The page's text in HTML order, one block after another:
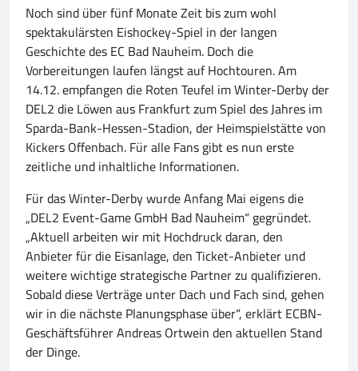
Noch sind über fünf Monate Zeit bis zum wohl
spektakulärsten Eishockey-Spiel in der langen
Geschichte des EC Bad Nauheim. Doch die
Vorbereitungen laufen längst auf Hochtouren. Am
14.12. empfangen die Roten Teufel im Winter-Derby der
DEL2 die Löwen aus Frankfurt zum Spiel des Jahres im
Sparda-Bank-Hessen-Stadion, der Heimspielstätte von
Kickers Offenbach. Für alle Fans gibt es nun erste
zeitliche und inhaltliche Informationen.
Für das Winter-Derby wurde Anfang Mai eigens die
„DEL2 Event-Game GmbH Bad Nauheim“ gegründet.
„Aktuell arbeiten wir mit Hochdruck daran, den
Anbieter für die Eisanlage, den Ticket-Anbieter und
weitere wichtige strategische Partner zu qualifizieren.
Sobald diese Verträge unter Dach und Fach sind, gehen
wir in die nächste Planungsphase über“, erklärt ECBN-
Geschäftsführer Andreas Ortwein den aktuellen Stand
der Dinge.